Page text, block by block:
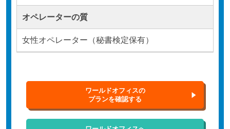
オペレーターの質
女性オペレーター（秘書検定保有）
ワールドオフィスの
プランを確認する